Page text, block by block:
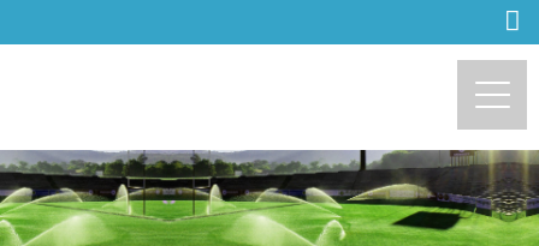
http://sohome.com.tw